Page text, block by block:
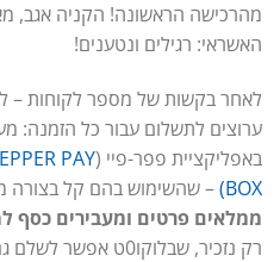
מהרכישה הראשונה! הקניה אגב,
האשראי: רגילים ונטענים!
ערוצים לתשלום עבור כל הזמנה:
באפליקציית פפר-פיי (PAY
BOX) – שהשימוש בהם קל בצורה
ממלאים פרטים ומעבירים כסף
רק נזכיר, שבלוקו0ט